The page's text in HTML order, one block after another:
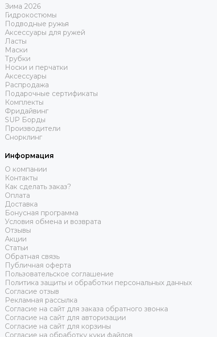
Зима 2026
Гидрокостюмы
Подводные ружья
Аксессуары для ружей
Ласты
Маски
Трубки
Носки и перчатки
Аксессуары
Распродажа
Подарочные сертификаты
Комплекты
Фридайвинг
SUP Борды
Производители
Снорклинг
Информация
О компании
Контакты
Как сделать заказ?
Оплата
Доставка
Бонусная программа
Условия обмена и возврата
Отзывы
Акции
Статьи
Обратная связь
Публичная оферта
Пользовательское соглашение
Политика защиты и обработки персональных данных
Согласие отзыв
Рекламная рассылка
Согласие на сайт для заказа обратного звонка
Согласие на сайт для авторизации
Согласие на сайт для корзины
Согласие на обработку куки файлов